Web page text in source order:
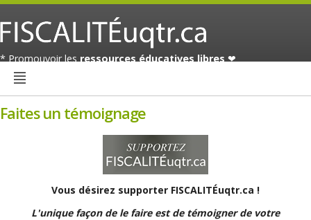
* Promouvoir lesressources éducatives libres❤
Faites un témoignage
Vous désirez supporter FISCALITÉuqtr.ca !
L'unique façon de le faire est de témoigner de votre